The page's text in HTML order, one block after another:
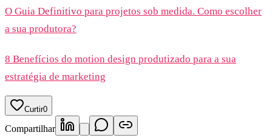
O Guia Definitivo para projetos sob medida. Como escolher
a sua produtora?
8 Benefícios do motion design produtizado para a sua
estratégia de marketing
Curtir0
Compartilhar